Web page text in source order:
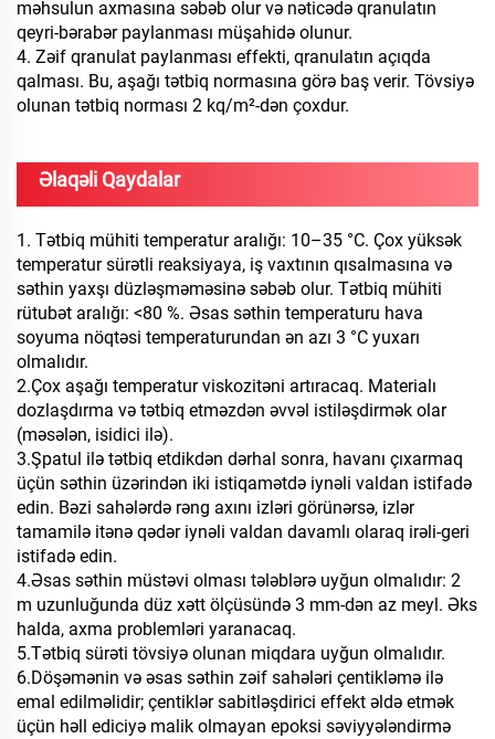
məhsulun axmasına səbəb olur və nəticədə qranulatın
qeyri-bərabər paylanması müşahidə olunur.
4. Zəif qranulat paylanması effekti, qranulatın açıqda
qalması. Bu, aşağı tətbiq normasına görə baş verir. Tövsiyə
olunan tətbiq norması 2 kq/m²-dən çoxdur.
Əlaqəli Qaydalar
1. Tətbiq mühiti temperatur aralığı: 10–35 °C. Çox yüksək
temperatur sürətli reaksiyaya, iş vaxtının qısalmasına və
səthin yaxşı düzləşməməsinə səbəb olur. Tətbiq mühiti
rütubət aralığı: <80 %. Əsas səthin temperaturu hava
soyuma nöqtəsi temperaturundan ən azı 3 °C yuxarı
olmalıdır.
2.Çox aşağı temperatur viskozitəni artıracaq. Materialı
dozlaşdırma və tətbiq etməzdən əvvəl istiləşdirmək olar
(məsələn, isidici ilə).
3.Şpatul ilə tətbiq etdikdən dərhal sonra, havanı çıxarmaq
üçün səthin üzərindən iki istiqamətdə iynəli valdan istifadə
edin. Bəzi sahələrdə rəng axını izləri görünərsə, izlər
tamamilə itənə qədər iynəli valdan davamlı olaraq irəli-geri
istifadə edin.
4.Əsas səthin müstəvi olması tələblərə uyğun olmalıdır: 2
m uzunluğunda düz xətt ölçüsündə 3 mm-dən az meyl. Əks
halda, axma problemləri yaranacaq.
5.Tətbiq sürəti tövsiyə olunan miqdara uyğun olmalıdır.
6.Döşəmənin və əsas səthin zəif sahələri çentikləmə ilə
emal edilməlidir; çentiklər sabitləşdirici effekt əldə etmək
üçün həll ediciyə malik olmayan epoksi səviyyələndirmə